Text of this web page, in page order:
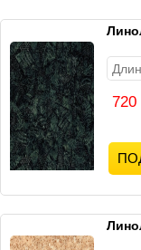
Как
Вопросы-
Отзывы
Контакты